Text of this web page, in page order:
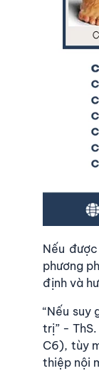
Nếu
phương
định và
“Nếu suy
trị” -
C6), tùy
thiệp nội